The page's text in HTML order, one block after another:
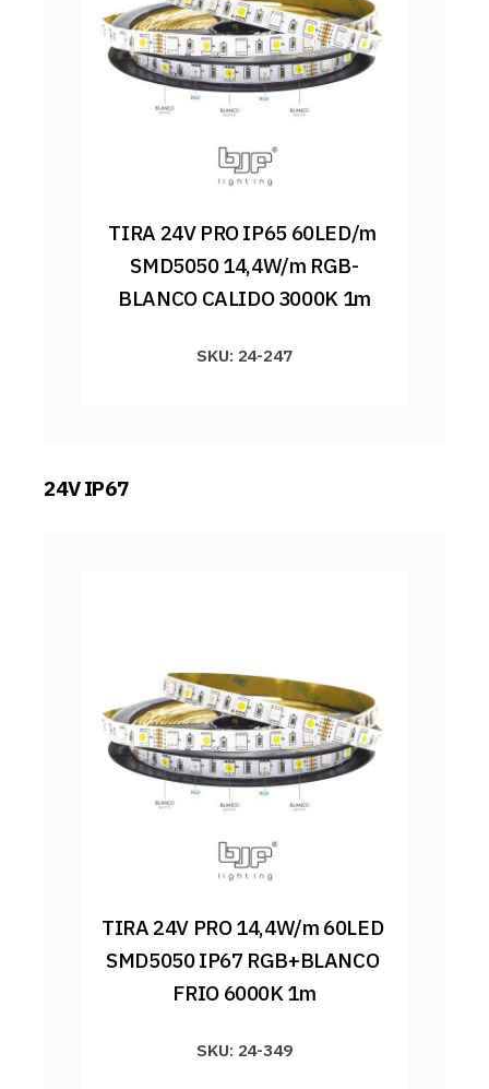
TIRA 24V PRO IP65 60LED/m
SMD5050 14,4W/m RGB-
BLANCO CALIDO 3000K 1m
SKU: 24-247
24V IP67
TIRA 24V PRO 14,4W/m 60LED
SMD5050 IP67 RGB+BLANCO
FRIO 6000K 1m
SKU: 24-349